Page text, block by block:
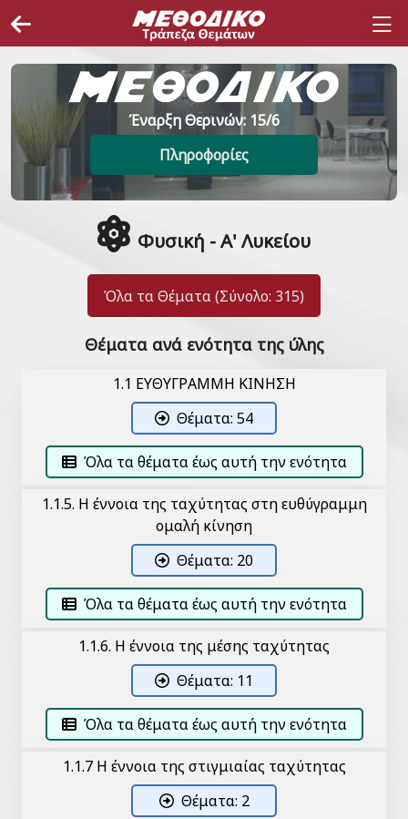
Έναρξη Θερινών: 15/6
Πληροφορίες
Φυσική - Α' Λυκείου
Όλα τα Θέματα (Σύνολο: 315)
Θέματα ανά ενότητα της ύλης
1.1 ΕΥΘΥΓΡΑΜΜΗ ΚΙΝΗΣΗ
Θέματα: 54
Όλα τα θέματα έως αυτή την ενότητα
1.1.5. Η έννοια της ταχύτητας στη ευθύγραμμη
ομαλή κίνηση
Θέματα: 20
Όλα τα θέματα έως αυτή την ενότητα
1.1.6. Η έννοια της μέσης ταχύτητας
Θέματα: 11
Όλα τα θέματα έως αυτή την ενότητα
1.1.7 Η έννοια της στιγμιαίας ταχύτητας
Θέματα: 2